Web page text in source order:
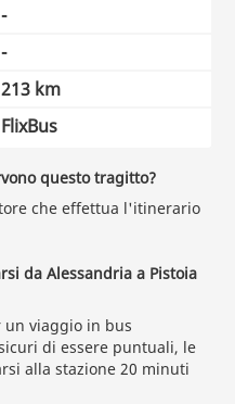
-
-
213 km
FlixBus
questo tragitto?
che effettua l'itinerario
da Alessandria a Pistoia
un viaggio in bus
di essere puntuali, le
alla stazione 20 minuti